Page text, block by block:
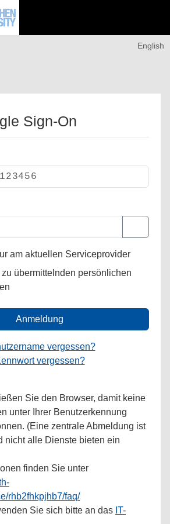
English
Sign-On
am aktuellen Serviceprovider
übermittelnden persönlichen
Anmeldung
vergessen?
vergessen?
Sie den Browser, damit keine
unter Ihrer Benutzerkennung
(Eine zentrale Abmeldung ist
nicht alle Dienste bieten ein
finden Sie unter
rhb2fhkpjhb7/faq/
Sie sich bitte an das IT-